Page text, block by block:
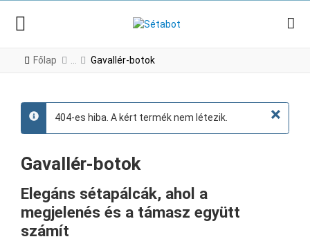
Főlap Gavallér-botok
×
info
404-es hiba. A kért termék nem létezik.
Gavallér-botok
Elegáns sétapálcák, ahol a
megjelenés és a támasz együtt
számít